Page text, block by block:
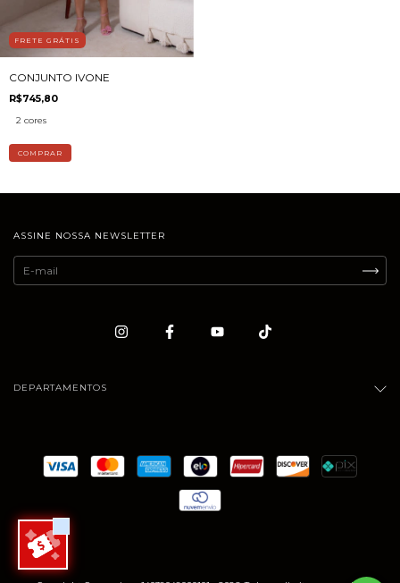
FRETE GRÁTIS
CONJUNTO IVONE
R$745,80
2 cores
COMPRAR
ASSINE NOSSA NEWSLETTER
DEPARTAMENTOS